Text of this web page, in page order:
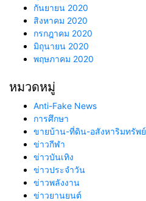
กันยายน 2020
สิงหาคม 2020
กรกฎาคม 2020
มิถุนายน 2020
พฤษภาคม 2020
หมวดหมู่
Anti-Fake News
การศึกษา
ขายบ้าน-ที่ดิน-อสังหาริมทรัพย์
ข่าวกีฬา
ข่าวบันเทิง
ข่าวประจำวัน
ข่าวพลังงาน
ข่าวยานยนต์